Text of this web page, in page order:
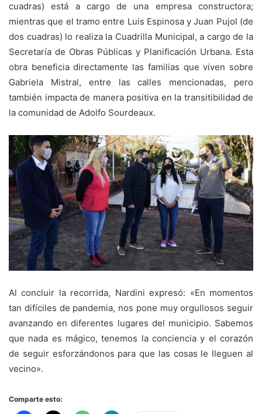
cuadras) está a cargo de una empresa constructora;
mientras que el tramo entre Luis Espinosa y Juan Pujol (de
dos cuadras) lo realiza la Cuadrilla Municipal, a cargo de la
Secretaría de Obras Públicas y Planificación Urbana. Esta
obra beneficia directamente las familias que viven sobre
Gabriela Mistral, entre las calles mencionadas, pero
también impacta de manera positiva en la transitibilidad de
la comunidad de Adolfo Sourdeaux.
Al concluir la recorrida, Nardini expresó: «En momentos
tan difíciles de pandemia, nos pone muy orgullosos seguir
avanzando en diferentes lugares del municipio. Sabemos
que nada es mágico, tenemos la conciencia y el corazón
de seguir esforzándonos para que las cosas le lleguen al
vecino».
Comparte esto: